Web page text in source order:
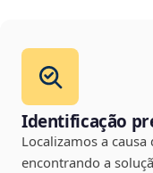
Identificação
Localizamos a
encontrando a